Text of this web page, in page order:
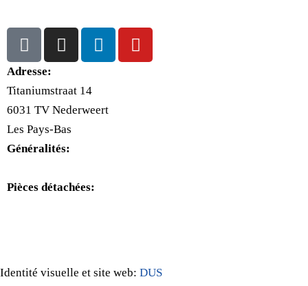
Adresse:
Titaniumstraat 14
6031 TV Nederweert
Les Pays-Bas
Généralités:
Pièces détachées:
Identité visuelle et site web: DUS